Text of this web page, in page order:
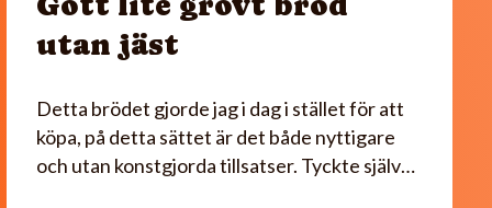
utan jäst
Detta brödet gjorde jag i dag i stället för att
köpa, på detta sättet är det både nyttigare
och utan konstgjorda tillsatser. Tyckte själv…